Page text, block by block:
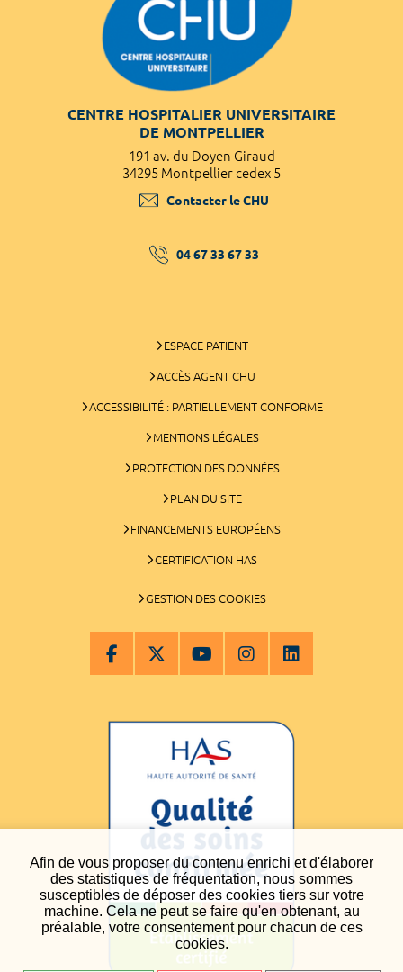
Afin de vous proposer du contenu enrichi et d'élaborer
des statistiques de fréquentation, nous sommes
susceptibles de déposer des cookies tiers sur votre
machine. Cela ne peut se faire qu'en obtenant, au
préalable, votre consentement pour chacun de ces
cookies.
CENTRE HOSPITALIER UNIVERSITAIRE
DE MONTPELLIER
191 av. du Doyen Giraud
34295 Montpellier cedex 5
Contacter le CHU
04 67 33 67 33
ESPACE PATIENT
ACCÈS AGENT CHU
ACCESSIBILITÉ : PARTIELLEMENT CONFORME
MENTIONS LÉGALES
PROTECTION DES DONNÉES
PLAN DU SITE
FINANCEMENTS EUROPÉENS
CERTIFICATION HAS
GESTION DES COOKIES